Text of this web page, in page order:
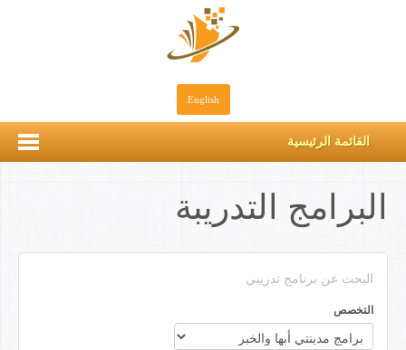
English
القائمة الرئيسية
البرامج التدريبة
البحث عن برنامج تدريبي
التخصص